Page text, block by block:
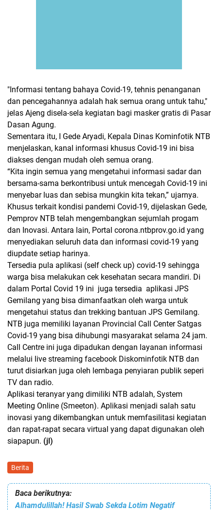
"Informasi tentang bahaya Covid-19, tehnis penanganan
dan pencegahannya adalah hak semua orang untuk tahu,"
jelas Ajeng disela-sela kegiatan bagi masker gratis di Pasar
Dasan Agung.
Sementara itu, I Gede Aryadi, Kepala Dinas Kominfotik NTB
menjelaskan, kanal informasi khusus Covid-19 ini bisa
diakses dengan mudah oleh semua orang.
“Kita ingin semua yang mengetahui informasi sadar dan
bersama-sama berkontribusi untuk mencegah Covid-19 ini
menyebar luas dan sebisa mungkin kita tekan,” ujarnya.
Khusus terkait kondisi pandemi Covid-19, dijelaskan Gede,
Pemprov NTB telah mengembangkan sejumlah progam
dan Inovasi. Antara lain, Portal corona.ntbprov.go.id yang
menyediakan seluruh data dan informasi covid-19 yang
diupdate setiap harinya.
Tersedia pula aplikasi (self check up) covid-19 sehingga
warga bisa melakukan cek kesehatan secara mandiri. Di
dalam Portal Covid 19 ini juga tersedia aplikasi JPS
Gemilang yang bisa dimanfaatkan oleh warga untuk
mengetahui status dan trekking bantuan JPS Gemilang.
NTB juga memiliki layanan Provincial Call Center Satgas
Covid-19 yang bisa dihubungi masyarakat selama 24 jam.
Call Centre ini juga dipadukan dengan layanan informasi
melalui live streaming facebook Diskominfotik NTB dan
turut disiarkan juga oleh lembaga penyiaran publik seperi
TV dan radio.
Aplikasi teranyar yang dimiliki NTB adalah, System
Meeting Online (Smeeton). Aplikasi menjadi salah satu
inovasi yang dikembangkan untuk memfasilitasi kegiatan
dan rapat-rapat secara virtual yang dapat digunakan oleh
siapapun. (jl)
Berita
Baca berikutnya:
Alhamdulillah! Hasil Swab Sekda Lotim Negatif